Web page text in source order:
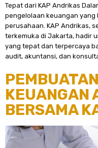
Tepat dari KAP Andrikas
pengelolaan keuangan yang
perusahaan. KAP Andrikas,
terkemuka di Jakarta, hadir
yang tepat dan terpercaya
audit, akuntansi, dan
KEUANGAN
BERSAMA